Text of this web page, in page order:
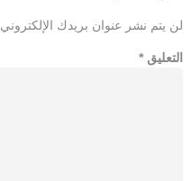
لن يتم نشر عنوان بريدك الإلكتروني.
التعليق *